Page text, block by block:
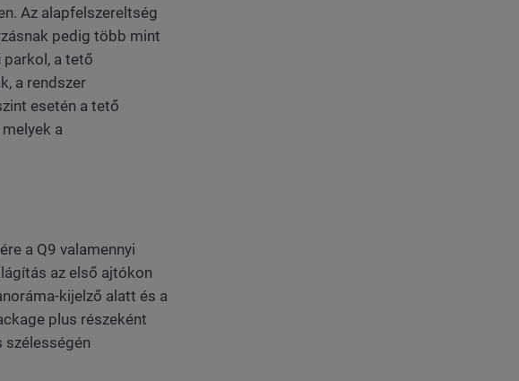
Az alapfelszereltség
pedig több mint
parkol, a tető
a rendszer
esetén a tető
a
a Q9 valamennyi
az első ajtókon
kijelző alatt és a
plus részeként
szélességén